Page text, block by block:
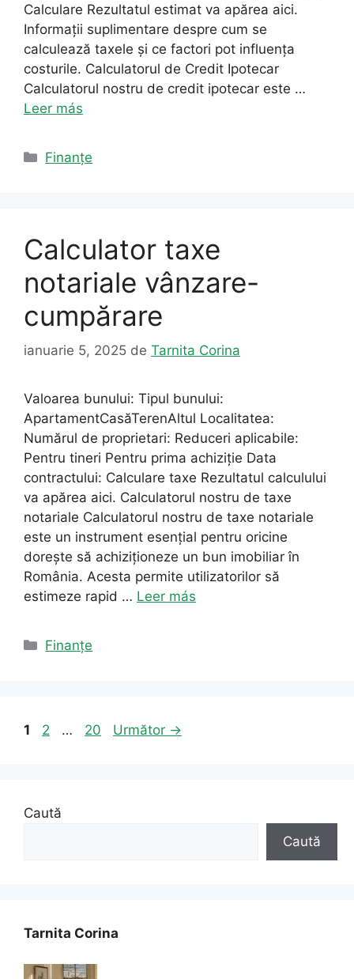
Calculare Rezultatul estimat va apărea aici.
Informații suplimentare despre cum se
calculează taxele și ce factori pot influența
costurile. Calculatorul de Credit Ipotecar
Calculatorul nostru de credit ipotecar este …
Leer más
Categorii
Finanțe
Calculator taxe
notariale vânzare-
cumpărare
ianuarie 5, 2025 de Tarnita Corina
Valoarea bunului: Tipul bunului:
ApartamentCasăTerenAltul Localitatea:
Numărul de proprietari: Reduceri aplicabile:
Pentru tineri Pentru prima achiziție Data
contractului: Calculare taxe Rezultatul calculului
va apărea aici. Calculatorul nostru de taxe
notariale Calculatorul nostru de taxe notariale
este un instrument esențial pentru oricine
dorește să achiziționeze un bun imobiliar în
România. Acesta permite utilizatorilor să
estimeze rapid … Leer más
Categorii
Finanțe
Pagina
1 Pagina
2 … Pagina
20 Următor →
Caută
Caută
Tarnita Corina